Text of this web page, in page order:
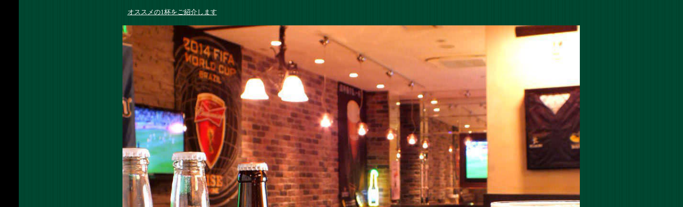
オススメの1杯をご紹介します